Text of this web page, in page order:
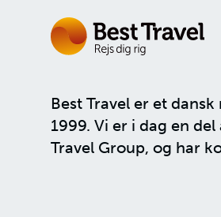
Best Travel er et
1999. Vi er i dag en
Travel Group, og har